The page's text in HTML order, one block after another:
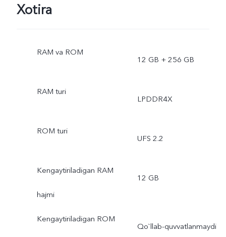
Xotira
RAM va ROM
12 GB + 256 GB
RAM turi
LPDDR4X
ROM turi
UFS 2.2
Kengaytiriladigan RAM
hajmi
12 GB
Kengaytiriladigan ROM
Qo`llab-quvvatlanmaydi